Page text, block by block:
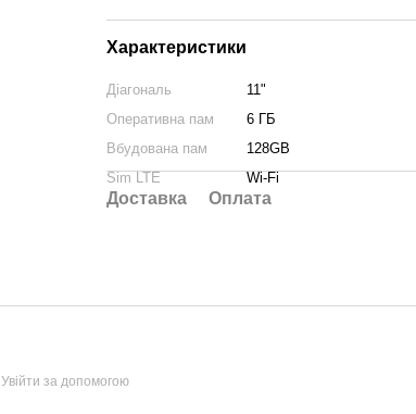
Характеристики
Діагональ
11"
Оперативна пам
6 ГБ
Вбудована пам
128GB
Sim LTE
Wi-Fi
Доставка Оплата
Увійти за допомогою